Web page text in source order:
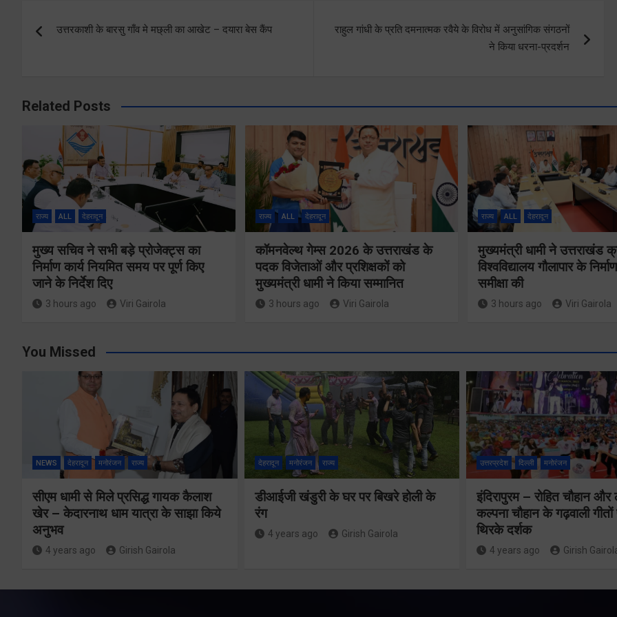
navigation
उत्तरकाशी के बारसु गाँव मे मछ्ली का आखेट – दयारा बेस कैंप
राहुल गांधी के प्रति दमनात्मक रवैये के विरोध में अनुसांगिक संगठनों
ने किया धरना-प्रदर्शन
Related Posts
राज्य ALL देहरादून
मुख्य सचिव ने सभी बड़े प्रोजेक्ट्स का
निर्माण कार्य नियमित समय पर पूर्ण किए
जाने के निर्देश दिए
3 hours ago Viri Gairola
राज्य ALL देहरादून
कॉमनवेल्थ गेम्स 2026 के उत्तराखंड के
पदक विजेताओं और प्रशिक्षकों को
मुख्यमंत्री धामी ने किया सम्मानित
3 hours ago Viri Gairola
राज्य ALL देहरादून
मुख्यमंत्री धामी ने उत्तराखंड
विश्वविद्यालय गौलापार के
समीक्षा की
3 hours ago Viri Gairola
You Missed
NEWS देहरादून मनोरंजन राज्य
सीएम धामी से मिले प्रसिद्ध गायक कैलाश
खेर – केदारनाथ धाम यात्रा के साझा किये
अनुभव
4 years ago Girish Gairola
देहरादून मनोरंजन राज्य
डीआईजी खंडुरी के घर पर बिखरे होली के
रंग
4 years ago Girish Gairola
उत्तरप्रदेश दिल्ली मनोरंजन
इंदिरापुरम – रोहित चौहान और
कल्पना चौहान के गढ़वाली
थिरके दर्शक
4 years ago Girish
मतदाता सुनवाई में
लापरवाही बर्दाश्त
नहीं, आयोग के
निर्देशों का शत-
प्रतिशत पालन
गढ़वाल आयुक्त
मुख्य सचिव
सभी बड़े
प्रोजेक्ट्स
निर्माण कार्य
नियमित
पूर्ण किए